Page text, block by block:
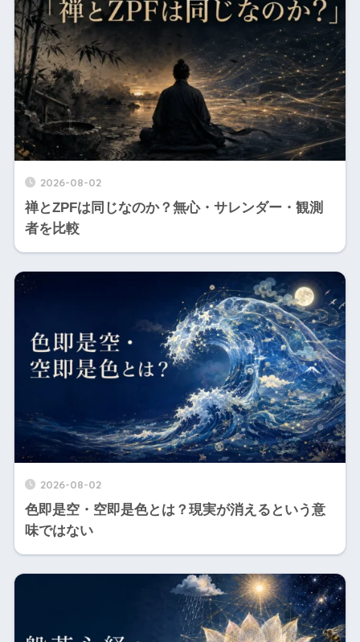
2026-08-02
禅とZPFは同じなのか？無心・サレンダー・観測
者を比較
2026-08-02
色即是空・空即是色とは？現実が消えるという意
味ではない